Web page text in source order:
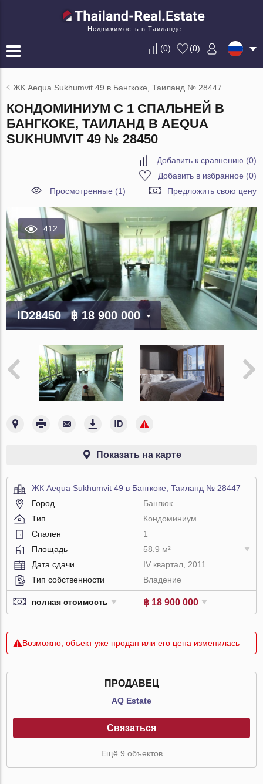
Недвижимость в Таиланде
(0) (0)
ЖК Aequa Sukhumvit 49 в Бангкоке, Таиланд № 28447
КОНДОМИНИУМ С 1 СПАЛЬНЕЙ В
БАНГКОКЕ, ТАИЛАНД В AEQUA
SUKHUMVIT 49 № 28450
Добавить к сравнению (0)
Добавить в избранное (0)
Просмотренные (1)
Предложить свою цену
412
ID28450 ฿ 18 900 000
Показать на карте
ЖК Aequa Sukhumvit 49 в Бангкоке, Таиланд № 28447
Город
Бангкок
Тип
Кондоминиум
Спален
1
Площадь
58.9 м²
Дата сдачи
IV квартал, 2011
Тип собственности
Владение
полная стоимость ฿ 18 900 000
Возможно, объект уже продан или его цена изменилась
ПРОДАВЕЦ
AQ Estate
Связаться
Ещё 9 объектов